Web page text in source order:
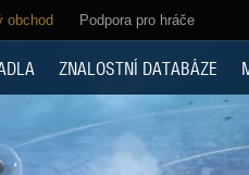
obchod Podpora pro hráče
ZNALOSTNÍ DATABÁZE